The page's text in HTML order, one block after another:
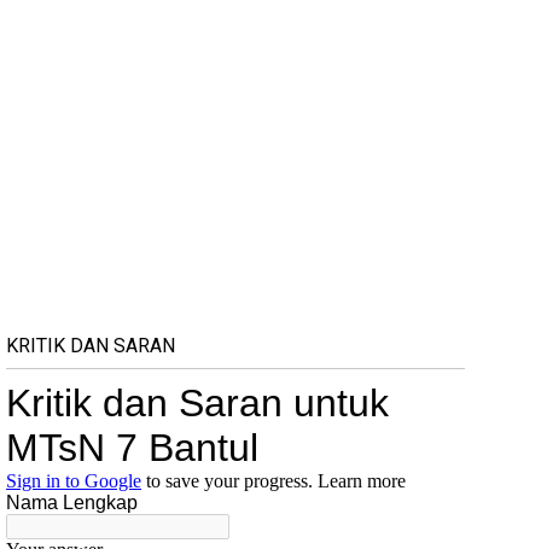
KRITIK DAN SARAN